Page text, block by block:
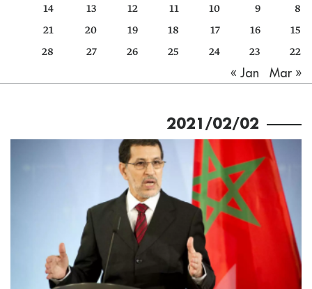
الأرشيف
8
9
10
11
12
13
14
15
16
17
18
19
20
21
22
23
24
25
26
27
28
« Jan
Mar »
2021/02/02